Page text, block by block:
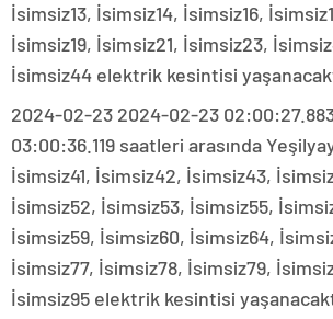
İsimsiz13, İsimsiz14, İsimsiz16,
İsimsiz19, İsimsiz21, İsimsiz23,
İsimsiz44 elektrik kesintisi
2024-02-23 2024-02-23
03:00:36.119 saatleri arasında
İsimsiz41, İsimsiz42, İsimsiz43,
İsimsiz52, İsimsiz53, İsimsiz55,
İsimsiz59, İsimsiz60, İsimsiz64,
İsimsiz77, İsimsiz78, İsimsiz79,
İsimsiz95 elektrik kesintisi